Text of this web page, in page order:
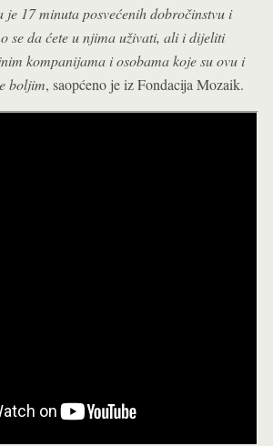
17 minuta posvećenih dobročinstvu i
se da ćete u njima uživati, ali i dijeliti
kompanijama i osobama koje su ovu i
boljim, saopćeno je iz Fondacija Mozaik.